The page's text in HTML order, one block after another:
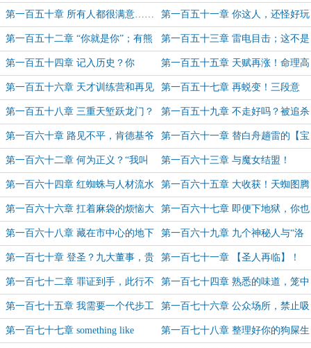
令！“周学长”后续
第一百五十章 所有人都很满意……
我也是（6k）
第一百五十一章 你这人，还怪好玩
的(6k)
第一百五十二章 “你就是你”；有熊
出没（6k）
第一百五十三章 雷电目击；这不是
我的猫吗（1.1w大章!）
第一百五十四章 记入历史？你
的“传说度”增加了（5k）
第一百五十五章 天赋再涨！命理高
度五尺九寸！（4.7k）
第一百五十六章 天才训练营和再见
遗言
第一百五十七章 再蜕变！三段意
种！
第一百五十八章 三重天堑跃龙门？
方晓夏的发现！
第一百五十九章 不走好吗？被追杀
的宝石魔女
第一百六十章 路见不平，肯德基爷
爷相助
第一百六十一章 替白舟趟雷的【宝
石魔女】（5k）
第一百六十二章 何为正义？“我叫
他洛少校”（5k）
第一百六十三章 与魔女结盟！
第一百六十四章 红蜘蛛与人材流水
线？找到你了！
第一百六十五章 大收获！天蜘图腾
与金蛛蛊！（5.6k）
第一百六十六章 扛着麻袋的烦恼大
盗？少校，我要进来了哦~
第一百六十七章 即便下地狱，你也
陪着我吗？（8k）
第一百六十八章 藏在市中心的地下
工厂（5.5k）
第一百六十九章 九个神秘人与“洛
少校”（5k）
第一百七十章 登圣？九大董事，贵
客是谁？
第一百七十一章 【圣人再临】！
第一百七十二章 罪证到手，此行不
虚
第一百七十四章 熟悉的味道，笼中
鸟！（5k）
第一百七十五章 我需要一个代步工
具
第一百七十六章 公众场所，禁止吸
烟！（4.5k）
第一百七十七章 something like 第一百七十八章 整理好你的狗屎生